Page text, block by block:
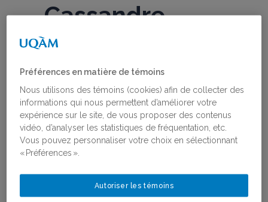
Cassandre
Lavigne
Membres étudiantes
Doctorat , Philosophie, UQTR
Membres étudiantes
Préférences en matière de témoins
Nous utilisons des témoins (cookies) afin de collecter des
informations qui nous permettent d’améliorer votre
expérience sur le site, de vous proposer des contenus
vidéo, d’analyser les statistiques de fréquentation, etc.
Vous pouvez personnaliser votre choix en sélectionnant
« Préférences ».
Autoriser les témoins